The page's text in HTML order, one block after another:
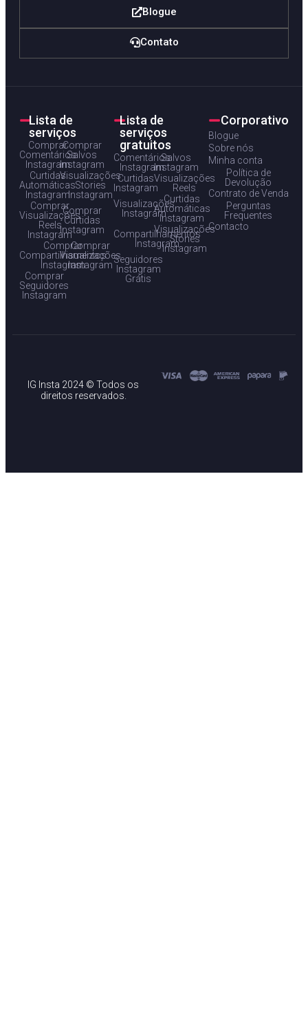
Blogue
Contato
Lista de
serviços
Comprar
Comentários
Instagram
Comprar
Salvos
Instagram
Curtidas
Automáticas
Instagram
Visualizações
Stories
Instagram
Comprar
Visualizações
Reels
Instagram
Comprar
Curtidas
Instagram
Comprar
Compartilhamentos
Instagram
Comprar
Visualizações
Instagram
Comprar
Seguidores
Instagram
Lista de
serviços
gratuitos
Comentários
Instagram
Salvos
Instagram
Curtidas
Instagram
Visualizações
Reels
Visualizações
Instagram
Curtidas
Automáticas
Instagram
Compartilhamentos
Instagram
Visualizações
Stories
Instagram
Seguidores
Instagram
Grátis
Corporativo
Blogue
Sobre nós
Minha conta
Política de
Devolução
Contrato de Venda
Perguntas
Frequentes
Contacto
IG Insta 2024 © Todos os
direitos reservados.